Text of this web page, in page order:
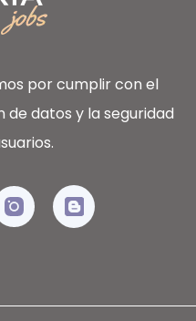
por cumplir con el
datos y la seguridad